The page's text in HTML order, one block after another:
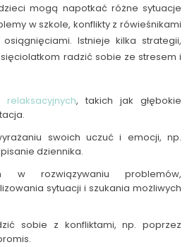
mogą napotkać różne sytuacje
w szkole, konflikty z rówieśnikami
Istnieje kilka strategii,
radzić sobie ze stresem i
relaksacyjnych, takich jak głębokie
swoich uczuć i emocji, np.
dziennika.
w rozwiązywaniu problemów,
sytuacji i szukania możliwych
sobie z konfliktami, np. poprzez